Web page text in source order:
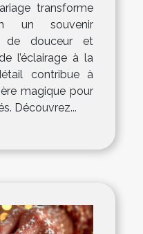
transforme
un souvenir
de douceur et
l’éclairage à la
contribue à
magique pour
Découvrez...